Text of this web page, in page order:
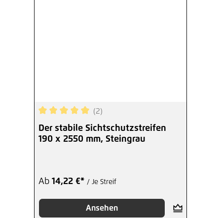
Durchschnittliche Bewertung von 5 von 5
(2)
Der stabile Sichtschutzstreifen
190 x 2550 mm, Steingrau
Ab 14,22 €* / Je Streif
Ansehen